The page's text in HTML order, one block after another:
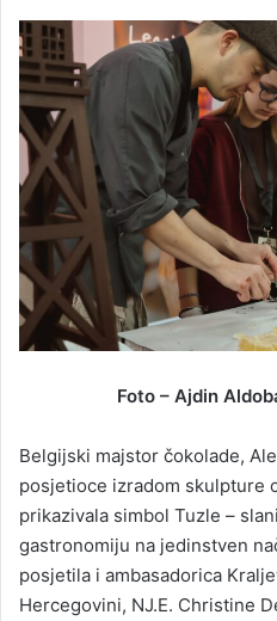
Foto – Ajdin
Belgijski majstor čokolade,
posjetioce izradom skulpture
prikazivala simbol Tuzle –
gastronomiju na jedinstven
posjetila i ambasadorica
Hercegovini, NJ.E. Christine